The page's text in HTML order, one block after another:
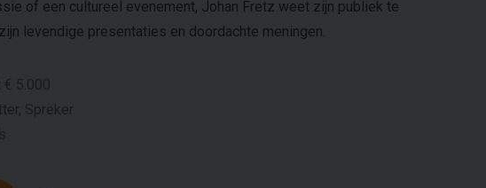
of een cultureel evenement, Johan Fretz weet zijn publiek te
levendige presentaties en doordachte meningen.
€ 5.000